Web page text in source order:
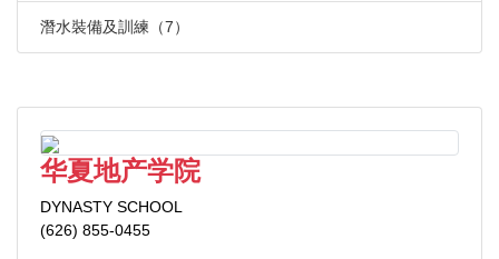
潛水裝備及訓練（7）
华夏地产学院
DYNASTY SCHOOL
(626) 855-0455